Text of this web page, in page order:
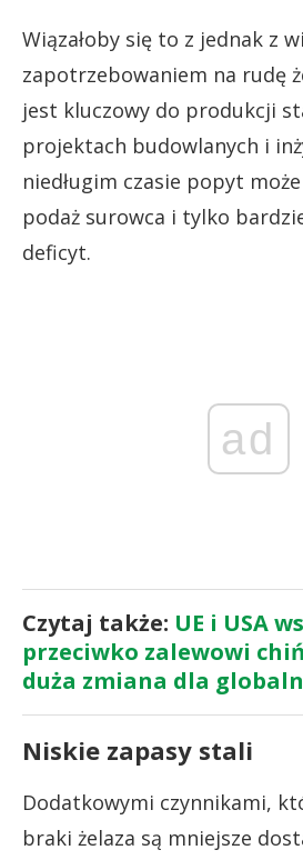
Wiązałoby się to z jednak z
zapotrzebowaniem na rudę
jest kluczowy do produkcji
projektach budowlanych i
niedługim czasie popyt
podaż surowca i tylko
deficyt.
ad
Czytaj także: UE i USA
przeciwko zalewowi
duża zmiana dla
Niskie zapasy stali
Dodatkowymi czynnikami,
braki żelaza są mniejsze